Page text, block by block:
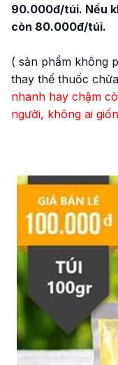
90.000đ/túi. Nếu
còn 80.000đ/túi.
( sản phẩm không
thay thế thuốc
nhanh hay chậm
người, không ai